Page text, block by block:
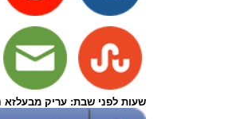
שעות לפני שבת: עריק מבעלזא